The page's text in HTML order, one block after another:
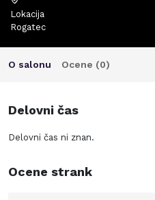
Lokacija
Rogatec
O salonu Ocene (0)
Delovni čas
Delovni čas ni znan.
Ocene strank